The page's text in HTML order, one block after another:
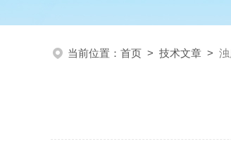
当前位置： 首页 > 技术文章 >